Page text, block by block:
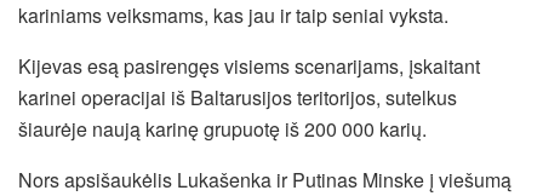
kariniams veiksmams, kas jau ir taip seniai vyksta.
Kijevas esą pasirengęs visiems scenarijams, įskaitant
karinei operacijai iš Baltarusijos teritorijos, sutelkus
šiaurėje naują karinę grupuotę iš 200 000 karių.
Nors apsišaukėlis Lukašenka ir Putinas Minske į viešumą